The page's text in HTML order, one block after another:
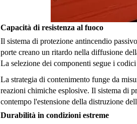
Capacità di resistenza al fuoco
Il sistema di protezione antincendio
porte creano un ritardo nella diffusione
La selezione dei componenti segue i
La strategia di contenimento funge da
reazioni chimiche esplosive. Il sistema di
contempo l'estensione della distruzione
Durabilità in condizioni estreme